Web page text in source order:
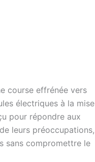
course effrénée vers
électriques à la mise
pour répondre aux
leurs préoccupations,
sans compromettre le